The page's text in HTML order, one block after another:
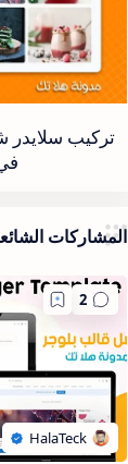
تركيب سلايدر
المشاركات